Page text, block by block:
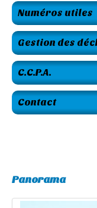
Numéros utiles
Gestion des
C.C.P.A.
Contact
Panorama